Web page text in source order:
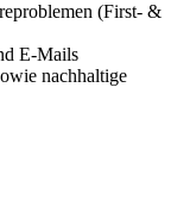
(First- &
E-Mails
nachhaltige